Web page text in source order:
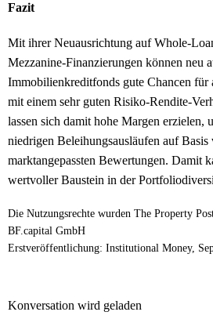
Fazit
Mit ihrer Neuausrichtung auf Whole-
Mezzanine-Finanzierungen können neu
Immobilienkreditfonds gute Chancen für
mit einem sehr guten Risiko-Rendite-
lassen sich damit hohe Margen erzielen,
niedrigen Beleihungsausläufen auf Basis
marktangepassten Bewertungen. Damit
wertvoller Baustein in der
Die Nutzungsrechte wurden The Property
BF.capital GmbH
Erstveröffentlichung: Institutional Money,
Konversation wird geladen